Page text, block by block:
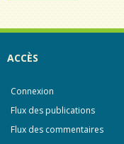
ACCÈS
Connexion
Flux des publications
Flux des commentaires